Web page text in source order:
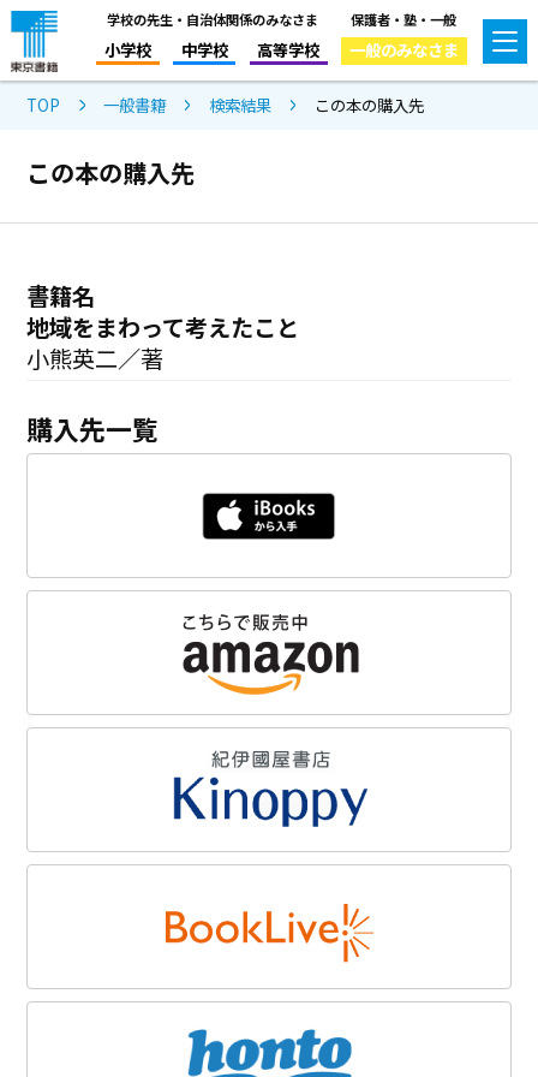
学校の先生・自治体関係のみなさま
小学校 中学校 高等学校
保護者・塾・一般
一般のみなさま
TOP 一般書籍 検索結果 この本の購入先
この本の購入先
書籍名
地域をまわって考えたこと
小熊英二／著
購入先一覧